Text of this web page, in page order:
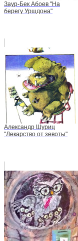
Заур-Бек Абоев "На
берегу Уршдона"
Александр Шуриц
"Лекарство от зевоты"